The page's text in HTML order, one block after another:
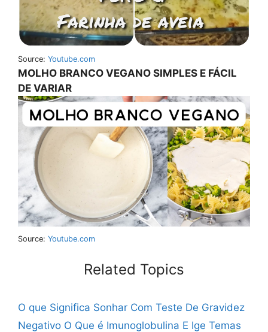
Source: Youtube.com
MOLHO BRANCO VEGANO SIMPLES E FÁCIL
DE VARIAR
Source: Youtube.com
Related Topics
O que Significa Sonhar Com Teste De Gravidez
Negativo O Que é Imunoglobulina E Ige Temas